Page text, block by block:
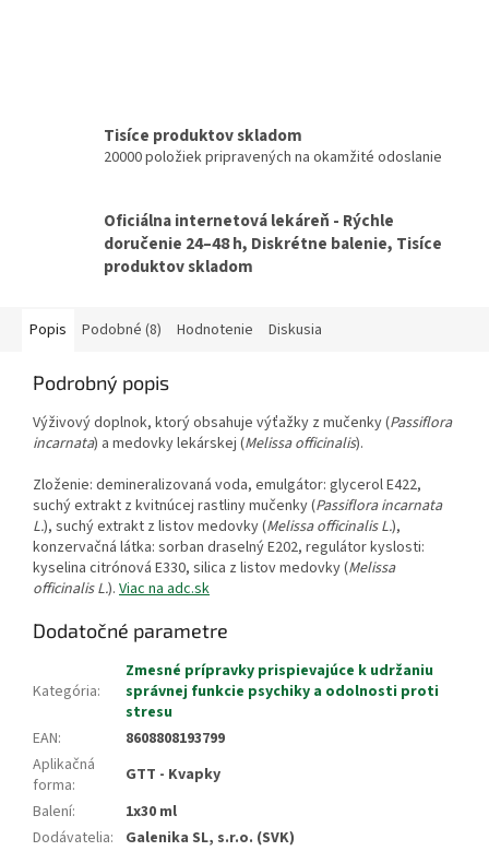
Tisíce produktov skladom
20000 položiek pripravených na okamžité odoslanie
Oficiálna internetová lekáreň - Rýchle
doručenie 24–48 h, Diskrétne balenie, Tisíce
produktov skladom
Popis Podobné (8) Hodnotenie Diskusia
Podrobný popis
Výživový doplnok, ktorý obsahuje výťažky z mučenky (Passiflora
incarnata) a medovky lekárskej (Melissa officinalis).
Zloženie: demineralizovaná voda, emulgátor: glycerol E422,
suchý extrakt z kvitnúcej rastliny mučenky (Passiflora incarnata
L.), suchý extrakt z listov medovky (Melissa officinalis L.),
konzervačná látka: sorban draselný E202, regulátor kyslosti:
kyselina citrónová E330, silica z listov medovky (Melissa
officinalis L.). Viac na adc.sk
Dodatočné parametre
Kategória:
Zmesné prípravky prispievajúce k udržaniu
správnej funkcie psychiky a odolnosti proti
stresu
EAN:
8608808193799
Aplikačná
forma:
GTT - Kvapky
Balení:
1x30 ml
Dodávatelia:
Galenika SL, s.r.o. (SVK)